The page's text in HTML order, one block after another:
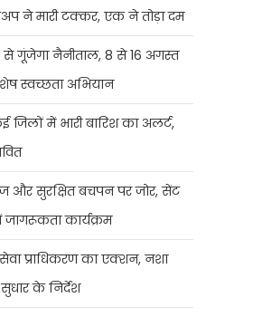
ने मारी टक्कर, एक ने तोड़ा दम
से गूंजेगा नैनीताल, 8 से 16 अगस्त
स्वच्छता अभियान
जिलों में भारी बारिश का अलर्ट,
और सुरक्षित बचपन पर जोर, सेंट
कार्यक्रम
प्राधिकरण का एक्शन, नशा
के निर्देश